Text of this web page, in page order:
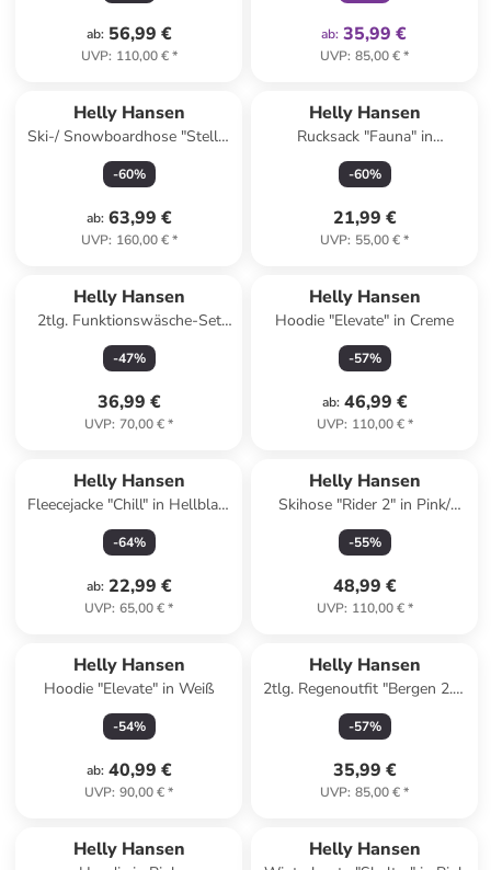
ab: 56,99 €
UVP: 110,00 €*
ab: 35,99 €
UVP: 85,00 €*
Helly Hansen
Ski-/ Snowboardhose "Stellar
Bib" in Pink
-60%
ab: 63,99 €
UVP: 160,00 €*
Helly Hansen
Rucksack "Fauna" in
Dunkelblau - (B)16,5 x (H)32 x
(T)13 cm
-60%
21,99 €
UVP: 55,00 €*
Helly Hansen
2tlg. Funktionswäsche-Set
"Lifa" in Pink/ Schwarz
-47%
36,99 €
UVP: 70,00 €*
Helly Hansen
Hoodie "Elevate" in Creme
-57%
ab: 46,99 €
UVP: 110,00 €*
Helly Hansen
Fleecejacke "Chill" in Hellblau/
Blau
-64%
ab: 22,99 €
UVP: 65,00 €*
Helly Hansen
Skihose "Rider 2" in Pink/
Schwarz
-55%
48,99 €
UVP: 110,00 €*
Helly Hansen
Hoodie "Elevate" in Weiß
-54%
ab: 40,99 €
UVP: 90,00 €*
Helly Hansen
2tlg. Regenoutfit "Bergen 2.0"
in Gelb
-57%
35,99 €
UVP: 85,00 €*
Helly Hansen Helly Hansen